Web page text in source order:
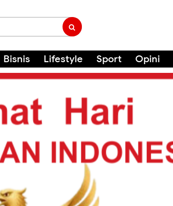
Bisnis Lifestyle Sport Opini